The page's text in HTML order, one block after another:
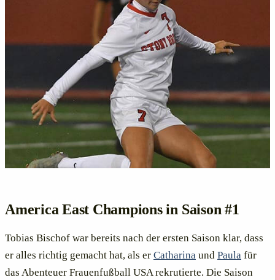
America East Champions in Saison #1
Tobias Bischof war bereits nach der ersten Saison klar, dass
er alles richtig gemacht hat, als er Catharina und Paula für
das Abenteuer Frauenfußball USA rekrutierte. Die Saison